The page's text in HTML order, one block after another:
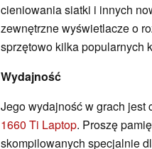
cieniowania siatki i innych
zewnętrzne wyświetlacze o
sprzętowo kilka popularnych
Wydajność
Jego wydajność w grach jest
1660 Ti Laptop. Proszę
skompilowanych specjalnie